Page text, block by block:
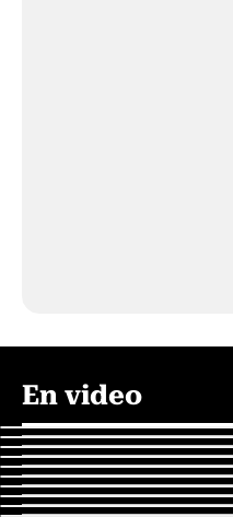
En video